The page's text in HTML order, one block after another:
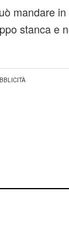
mandare
stanca e